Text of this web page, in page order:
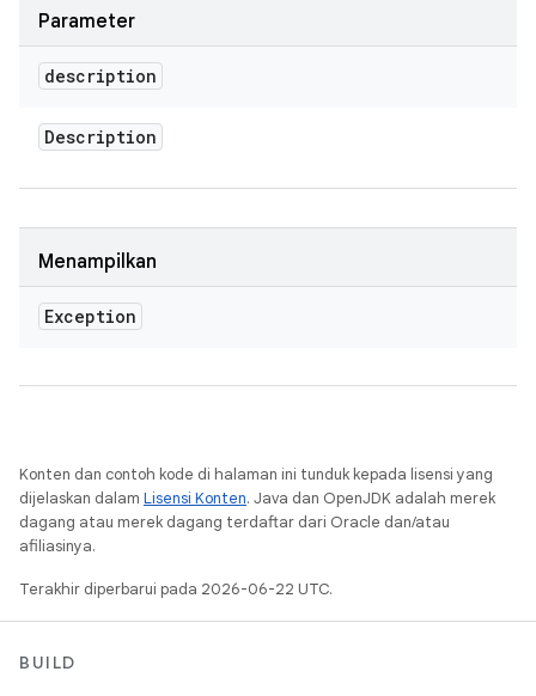
Parameter
description
Description
Menampilkan
Exception
Konten dan contoh kode di halaman ini tunduk kepada lisensi yang
dijelaskan dalam Lisensi Konten. Java dan OpenJDK adalah merek
dagang atau merek dagang terdaftar dari Oracle dan/atau
afiliasinya.
Terakhir diperbarui pada 2026-06-22 UTC.
BUILD